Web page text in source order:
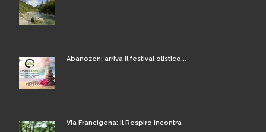
Abanozen: arriva il festival olistico...
Via Francigena: il Respiro incontra